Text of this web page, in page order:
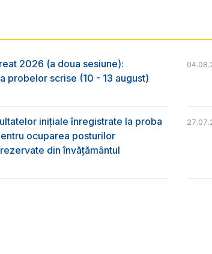
2026 (a doua sesiune):
probelor scrise (10 - 13 august)
inițiale înregistrate la proba
ocuparea posturilor
din învăţământul